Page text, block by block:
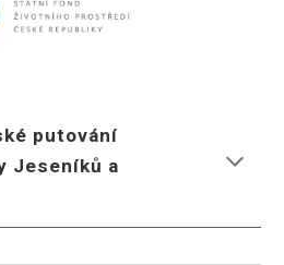
putování
Jeseníků a